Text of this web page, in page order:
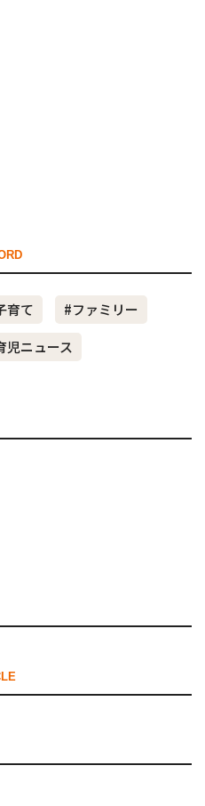
育て
#ファミリー
児ニュース